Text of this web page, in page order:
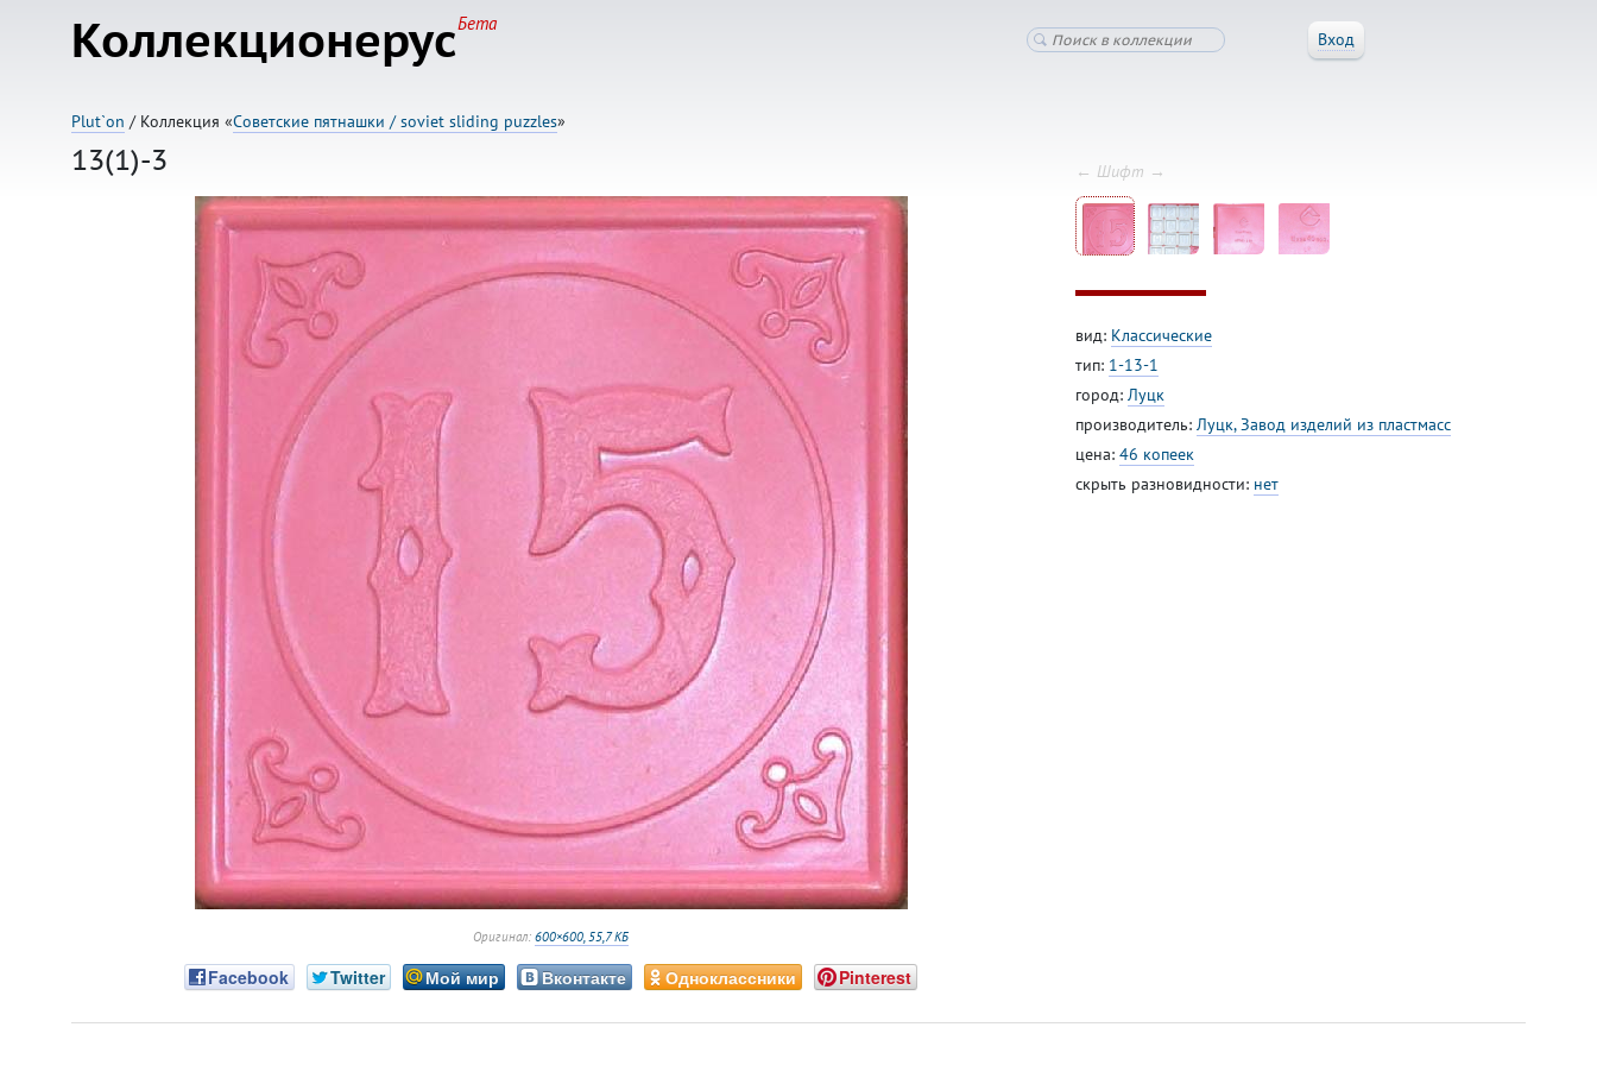
КоллекционерусБета
Вход
Plut`on / Коллекция «Советские пятнашки / soviet sliding puzzles»
13(1)-3
Оригинал:600×600, 55,7 КБ
Facebook Twitter Мой мир Вконтакте Одноклассники Pinterest
← Шифт →
вид: Классические
тип: 1-13-1
город: Луцк
производитель: Луцк, Завод изделий из пластмасс
цена: 46 копеек
скрыть разновидности: нет